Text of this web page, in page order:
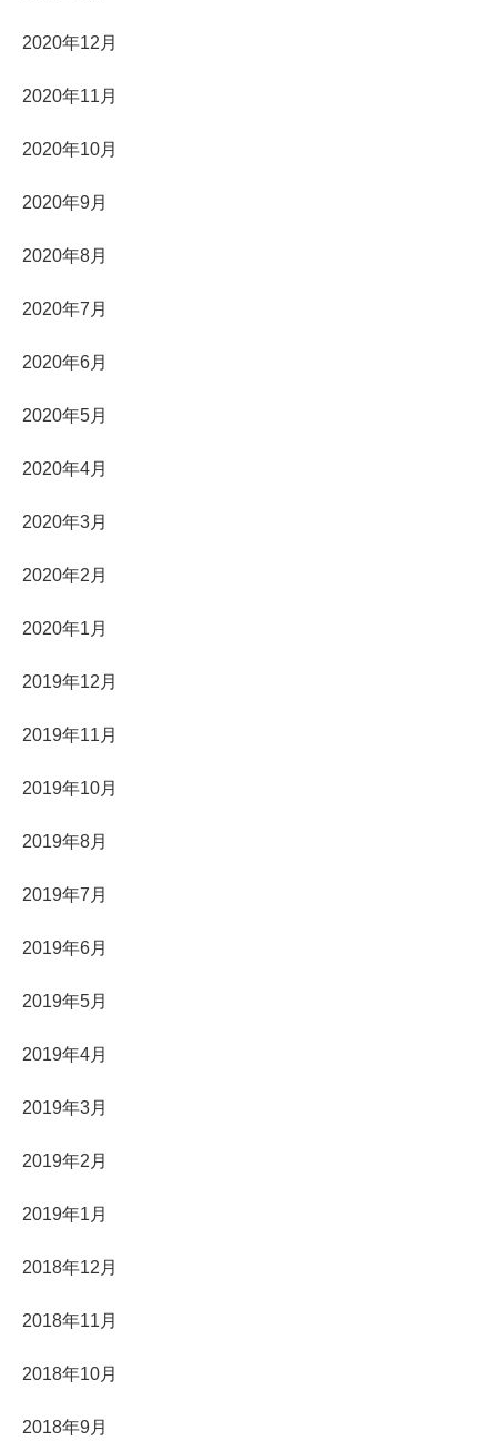
2020年12月
2020年11月
2020年10月
2020年9月
2020年8月
2020年7月
2020年6月
2020年5月
2020年4月
2020年3月
2020年2月
2020年1月
2019年12月
2019年11月
2019年10月
2019年8月
2019年7月
2019年6月
2019年5月
2019年4月
2019年3月
2019年2月
2019年1月
2018年12月
2018年11月
2018年10月
2018年9月